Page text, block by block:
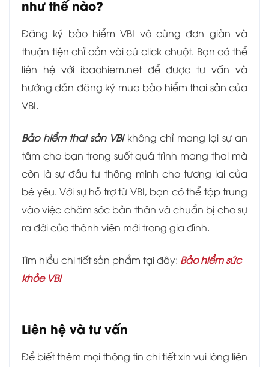
như thế nào?
Đăng ký bảo hiểm VBI vô cùng đơn giản và
thuận tiện chỉ cần vài cú click chuột. Bạn có thể
liên hệ với ibaohiem.net để được tư vấn và
hướng dẫn đăng ký mua bảo hiểm thai sản của
VBI.
Bảo hiểm thai sản VBI không chỉ mang lại sự an
tâm cho bạn trong suốt quá trình mang thai mà
còn là sự đầu tư thông minh cho tương lai của
bé yêu. Với sự hỗ trợ từ VBI, bạn có thể tập trung
vào việc chăm sóc bản thân và chuẩn bị cho sự
ra đời của thành viên mới trong gia đình.
Tìm hiểu chi tiết sản phẩm tại đây: Bảo hiểm sức
khỏe VBI
Liên hệ và tư vấn
Để biết thêm mọi thông tin chi tiết xin vui lòng liên